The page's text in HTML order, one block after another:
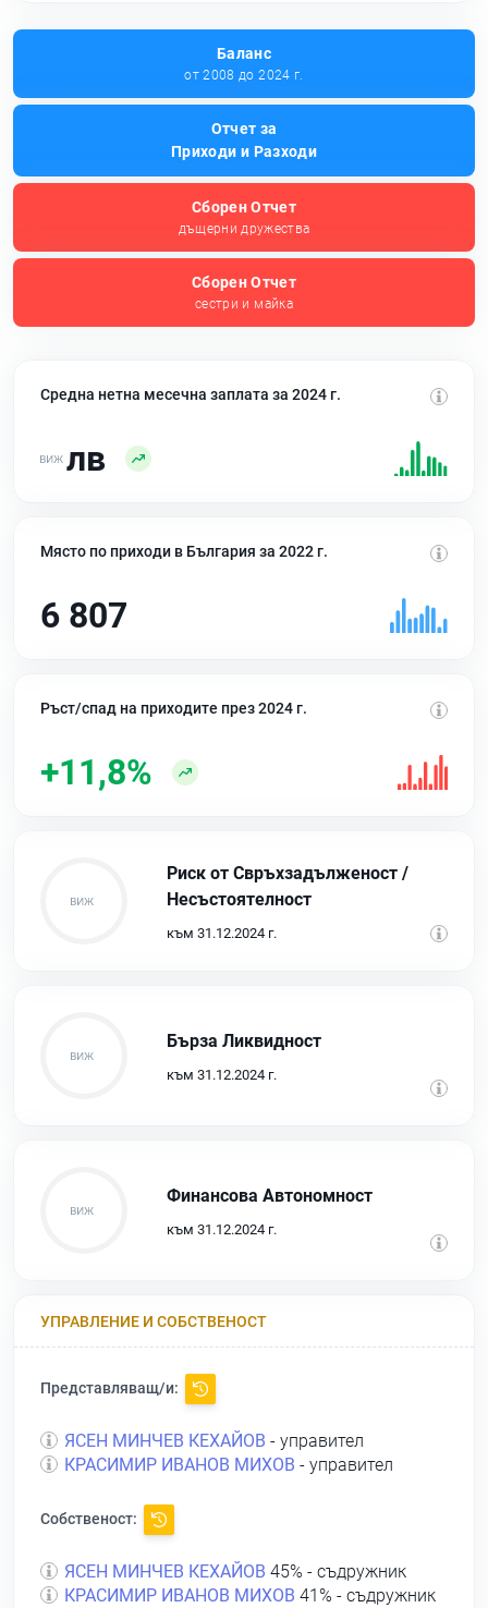
Баланс
от 2008 до 2024 г.
Отчет за
Приходи и Разходи
Сборен Отчет
дъщерни дружества
Сборен Отчет
сестри и майка
Средна нетна месечна заплата за 2024 г.
лв
Място по приходи в България за 2022 г.
6 807
Ръст/спад на приходите през 2024 г.
+11,8%
Риск от Свръхзадълженост /
Несъстоятелност
към 31.12.2024 г.
Бърза Ликвидност
към 31.12.2024 г.
Финансова Автономност
към 31.12.2024 г.
УПРАВЛЕНИЕ И СОБСТВЕНОСТ
Представляващ/и:
ЯСЕН МИНЧЕВ КЕХАЙОВ - управител
КРАСИМИР ИВАНОВ МИХОВ - управител
Собственост:
ЯСЕН МИНЧЕВ КЕХАЙОВ 45% - съдружник
КРАСИМИР ИВАНОВ МИХОВ 41% - съдружник